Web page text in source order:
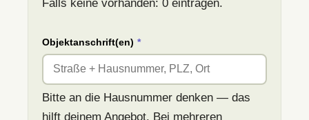
Falls keine vorhanden: 0 eintragen.
Objektanschrift(en) *
Bitte an die Hausnummer denken — das
hilft deinem Angebot. Bei mehreren